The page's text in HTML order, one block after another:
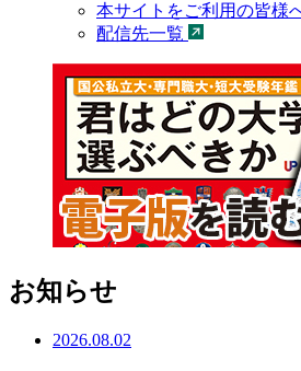
本サイトをご利用の皆様
配信先一覧
お知らせ
2026.08.02